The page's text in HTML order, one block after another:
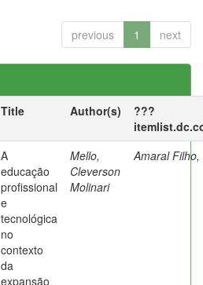
previous 1 next
Title Author(s)
???
A
educação
profissional
e
tecnológica
no
contexto
da
expansão
Mello,
Cleverson
Molinari
Amaral